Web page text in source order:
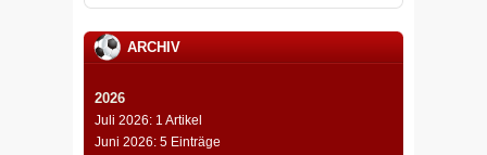
ARCHIV
2026
Juli 2026: 1 Artikel
Juni 2026: 5 Einträge